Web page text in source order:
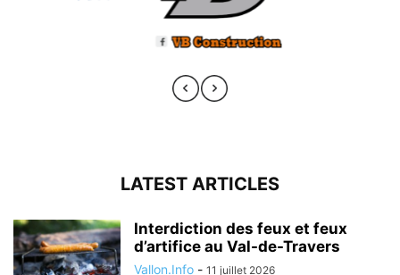
LATEST ARTICLES
Interdiction des feux et feux
d’artifice au Val-de-Travers
Vallon.Info - 11 juillet 2026